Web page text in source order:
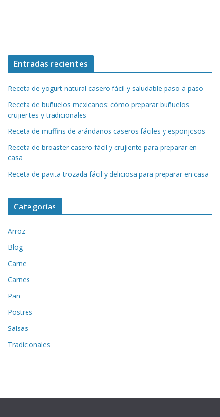
Entradas recientes
Receta de yogurt natural casero fácil y saludable paso a paso
Receta de buñuelos mexicanos: cómo preparar buñuelos
crujientes y tradicionales
Receta de muffins de arándanos caseros fáciles y esponjosos
Receta de broaster casero fácil y crujiente para preparar en
casa
Receta de pavita trozada fácil y deliciosa para preparar en casa
Categorías
Arroz
Blog
Carne
Carnes
Pan
Postres
Salsas
Tradicionales